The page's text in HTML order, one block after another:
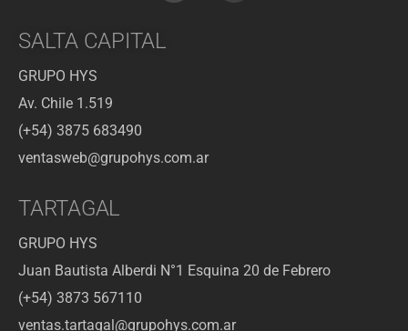
SALTA CAPITAL
GRUPO HYS
Av. Chile 1.519
(+54) 3875 683490
ventasweb@grupohys.com.ar
TARTAGAL
GRUPO HYS
Juan Bautista Alberdi N°1 Esquina 20 de Febrero
(+54) 3873 567110
ventas.tartagal@grupohys.com.ar